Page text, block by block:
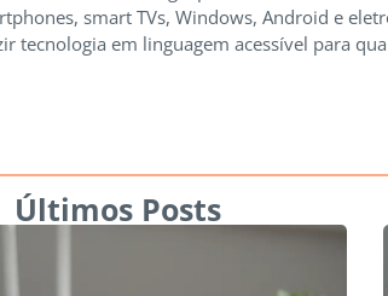
smart TVs, Windows, Android e
tecnologia em linguagem acessível para
Últimos Posts